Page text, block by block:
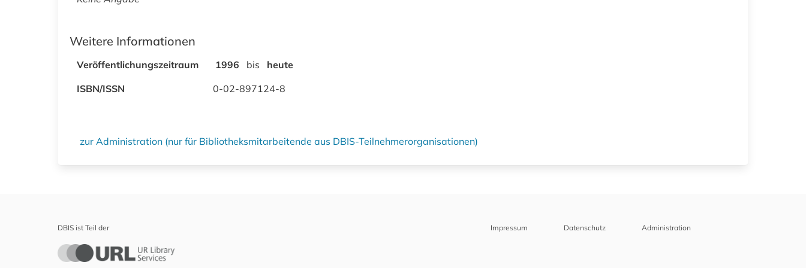
Weitere Informationen
Veröffentlichungszeitraum 1996 bis
heute
ISBN/ISSN
0-02-897124-8
zur Administration (nur für Bibliotheksmitarbeitende aus DBIS-Teilnehmerorganisationen)
DBIS ist Teil der Impressum Datenschutz Administration